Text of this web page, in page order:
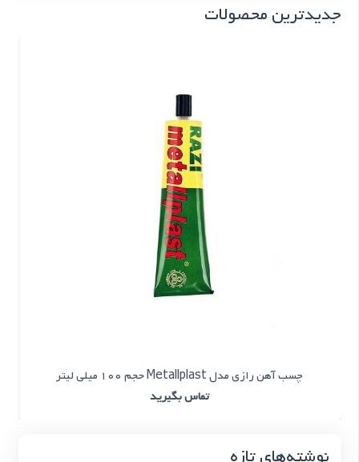
جدیدترین محصولات
چسب آهن رازی مدل Metallplast حجم 100 میلی لیتر
تماس بگیرید